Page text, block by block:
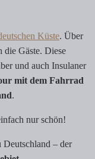
Küste. Über
die Gäste. Diese
und auch Insulaner
mit dem Fahrrad
.
nur schön!
– der